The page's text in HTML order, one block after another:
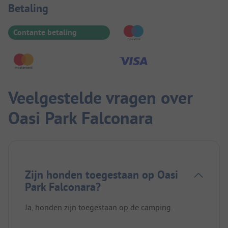
Betaalinformatie
Betaling
Contante betaling
Veelgestelde vragen over
Oasi Park Falconara
Zijn honden toegestaan op Oasi
Park Falconara?
Ja, honden zijn toegestaan op de camping.